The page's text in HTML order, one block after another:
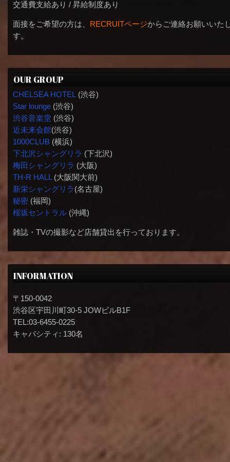
交通費支給あり / 昇給制度あり
面接をご希望の方は、 RECRUITページからご連絡お願いいた
す。
OUR GROUP
CHELSEA HOTEL (渋谷)
Star lounge(渋谷)
渋谷音楽堂(渋谷)
近未来会館(渋谷)
1000CLUB(横浜)
下北沢シャングリラ (下北沢)
梅田シャングリラ (大阪)
TH-R HALL(大阪関大前)
新栄シャングリラ(名古屋)
秘密(福岡)
桜坂セントラル(沖縄)
雑誌・TVの撮影など店舗貸出を行っております。
INFORMATION
〒150-0042
渋谷区宇田川町30-5 JOWビルB1F
TEL:03-6455-0225
キャパシティ: 130名